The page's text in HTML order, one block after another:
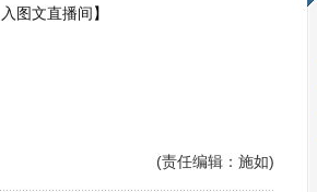
入图文直播间】
(责任编辑：施如)